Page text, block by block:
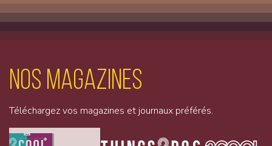
Nos magazines
Téléchargez vos magazines et journaux préférés.